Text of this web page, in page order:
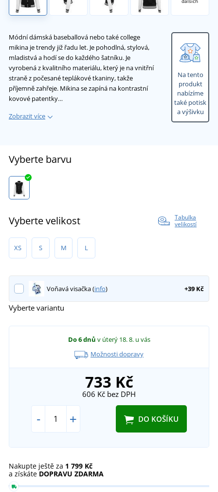
Módní dámská baseballová nebo také college
mikina je trendy již řadu let. Je pohodlná, stylová,
mladistvá a hodí se do každého šatníku. Je
vyrobená z kvalitního materiálu, který je na vnitřní
straně z počesané teplákové tkaniny, takže
příjemně zahřeje. Mikina se zapíná na kontrastní
kovové patentky…
Zobrazit více
Na tento
produkt
nabízíme
také potisk
a výšivku
Vyberte barvu
Vyberte velikost
Tabulka
velikostí
XS S M L
Voňavá visačka (info) +39 Kč
Vyberte variantu
Do 6 dnů v úterý 18. 8. u vás
Možnosti dopravy
733 Kč
606 Kč bez DPH
- + DO KOŠÍKU
Nakupte ještě za 1 799 Kč
a získáte DOPRAVU ZDARMA